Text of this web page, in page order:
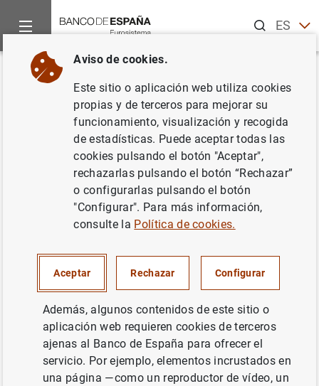
ESEN
Inicio Áreas de actuación
Volver
¿Qué son los programas de
compras de activos?
Los programas de compras de activos, forman parte del
nuevos instrumentos de política monetaria
mantener laestabilidad de preciosen un contexto en el
que los tipos de interés se encuentran cerca de su
inferior efectivo. Los programas de compras de activos
también se denominan expansión cuantitativa
(comúnmente conocido como QE, por sus siglas en
inglés,Quantitative Easing), así llamadas por ser
medidas que implican una expansión notable del tamaño
del balance delbanco central .
Aviso de cookies.
Este sitio o aplicación web utiliza cookies
propias y de terceros para mejorar su
funcionamiento, visualización y recogida
de estadísticas. Puede aceptar todas las
cookies pulsando el botón "Aceptar",
rechazarlas pulsando el botón “Rechazar”
o configurarlas pulsando el botón
"Configurar". Para más información,
consulte la Política de cookies.
Aceptar Rechazar Configurar
Además, algunos contenidos de este sitio o
aplicación web requieren cookies de terceros
ajenas al Banco de España para ofrecer el
servicio. Por ejemplo, elementos incrustados en
una página —como un reproductor de vídeo, un